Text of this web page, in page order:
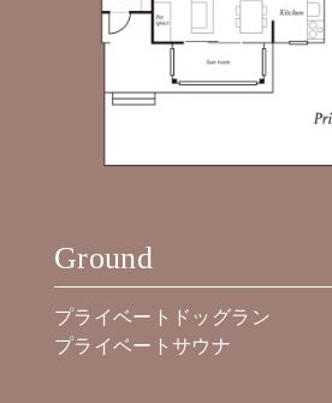
Ground
プライベートドッグラン
プライベートサウナ